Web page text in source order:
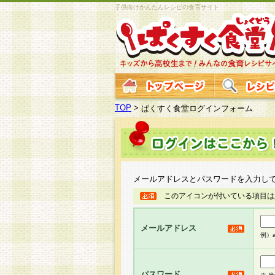
子供向けかんたんレシピの食育サイト
TOP >ぱくすく食堂ログインフォーム
メールアドレスとパスワードを入力し
このアイコンが付いている項目
メールアドレス
例）